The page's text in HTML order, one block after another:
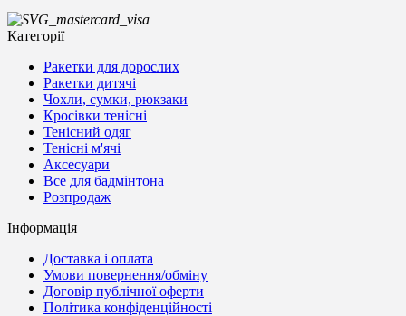
Категорії
Ракетки для дорослих
Ракетки дитячі
Чохли, сумки, рюкзаки
Кросівки тенісні
Тенісний одяг
Тенісні м'ячі
Аксесуари
Все для бадмінтона
Розпродаж
Інформація
Доставка і оплата
Умови повернення/обміну
Договір публічної оферти
Політика конфіденційності